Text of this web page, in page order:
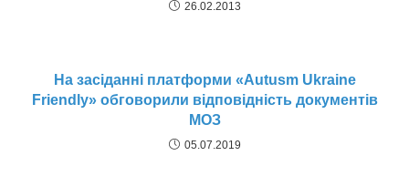
26.02.2013
На засіданні платформи «Autusm Ukraine
Friendly» обговорили відповідність документів
МОЗ
05.07.2019